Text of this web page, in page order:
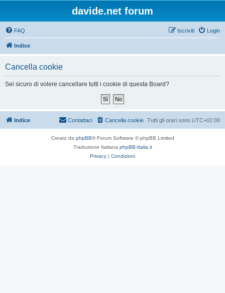
davide.net forum
FAQ Login
Iscriviti
Indice
Cancella cookie
Sei sicuro di volere cancellare tutti i cookie di questa Board?
Indice Tutti gli orari sono UTC+02:00
Cancella cookie
Contattaci
Creato da phpBB® Forum Software © phpBB Limited
Traduzione Italiana phpBB-Italia.it
Privacy | Condizioni